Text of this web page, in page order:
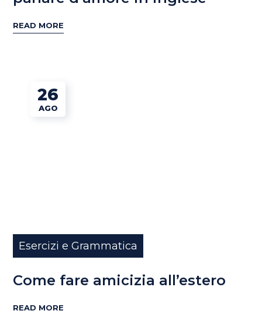
READ MORE
26
AGO
Esercizi e Grammatica
Come fare amicizia all’estero
READ MORE